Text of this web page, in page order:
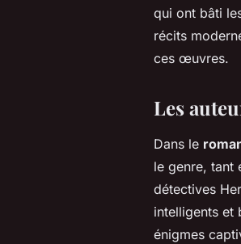
qui ont bâti
récits
ces œuvres.
Les
Dans le
le genre, tant
détectives
intelligents et
énigmes